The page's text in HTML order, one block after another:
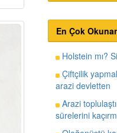
En Çok
Holstein mı?
Çiftçilik
arazi devletten
Arazi
sürelerini